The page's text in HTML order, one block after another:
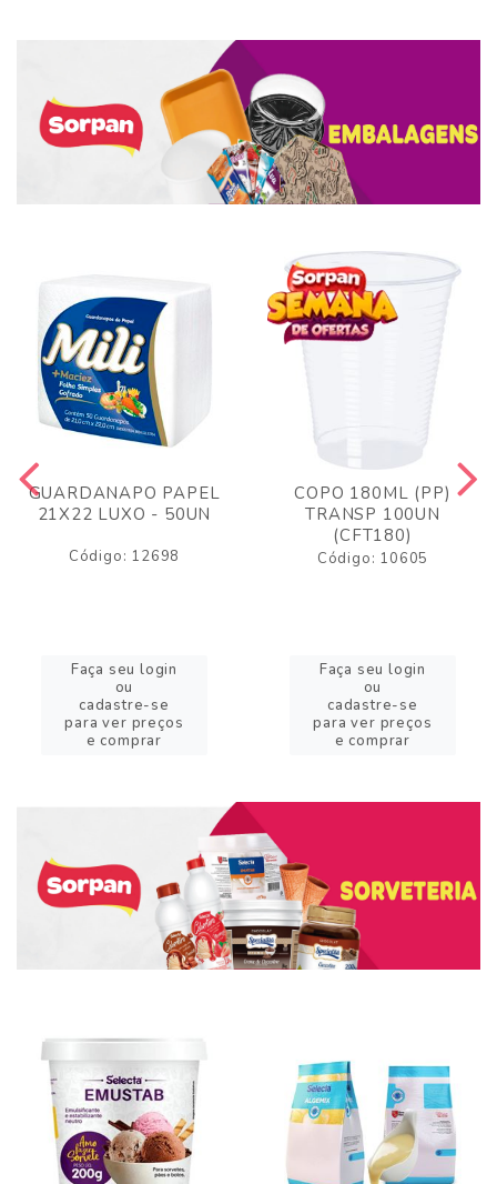
GUARDANAPO PAPEL
21X22 LUXO - 50UN
Código: 12698
Faça seu login
ou
cadastre-se
para ver preços
e comprar
COPO 180ML (PP)
TRANSP 100UN
(CFT180)
Código: 10605
Faça seu login
ou
cadastre-se
para ver preços
e comprar